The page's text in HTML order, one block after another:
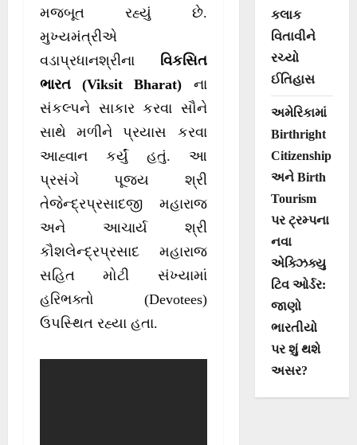
મજબૂત રહ્યું છે.
મુખ્યમંત્રીએ
વડાપ્રધાનશ્રીના વિકસિત
ભારત (Viksit Bharat) ના
સંકલ્પને સાકાર કરવા સૌને
સાથે મળીને પ્રયાસ કરવા
આહ્વાન કર્યું હતું. આ
પ્રસંગે પૂજ્ય શ્રી
તેજેન્દ્રપ્રસાદજી મહારાજ
અને આચાર્ય શ્રી
કૌશલેન્દ્રપ્રસાદ મહારાજ
સહિત મોટી સંખ્યામાં
હરિભક્તો (Devotees)
ઉપસ્થિત રહ્યા હતા.
કલાક
વિતાવીને
રચ્યો
ઈતિહાસ
અમેરિકામાં
Birthright
Citizenship
અને Birth
Tourism
પર ટ્રમ્પના
નવા
એક્ઝિક્યુ
ટિવ ઓર્ડર:
જાણો
ભારતીયો
પર શું થશે
અસર?